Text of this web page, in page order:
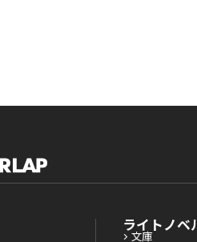
ライトノベ
文庫